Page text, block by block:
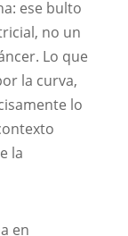
ese bulto
no un
Lo que
la curva,
lo
la
en